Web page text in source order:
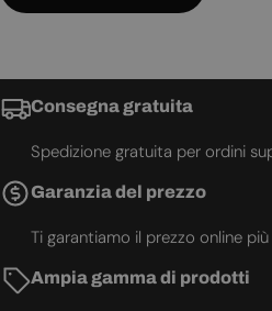
Consegna gratuita
Spedizione gratuita per ordini
Garanzia del prezzo
Ti garantiamo il prezzo online
Ampia gamma di prodotti